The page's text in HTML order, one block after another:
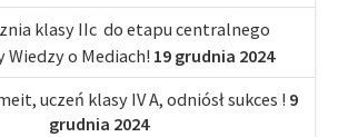
klasy IIc do etapu centralnego
o Mediach! 19 grudnia 2024
uczeń klasy IV A, odniósł sukces ! 9
grudnia 2024